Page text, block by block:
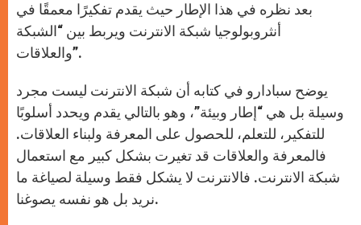
بعد نظره في هذا الإطار حيث يقدم تفكيرًا معمقًا في
أنثروبولوجيا شبكة الانترنت ويربط بين “الشبكة
والعلاقات”.
يوضح سبادارو في كتابه أن شبكة الانترنت ليست مجرد
وسيلة بل هي “إطار وبيئة”، وهو بالتالي يقدم ويحدد أسلوبًا
للتفكير، للتعلم، للحصول على المعرفة ولبناء العلاقات.
فالمعرفة والعلاقات قد تغيرت بشكل كبير مع استعمال
شبكة الانترنت. فالانترنت لا يشكل فقط وسيلة لصياغة ما
نريد بل هو نفسه يصوغنا.